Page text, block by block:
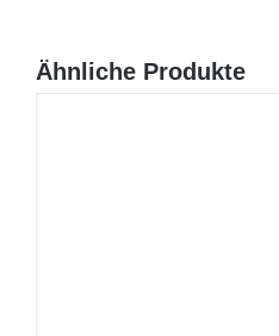
Ähnliche Produkte